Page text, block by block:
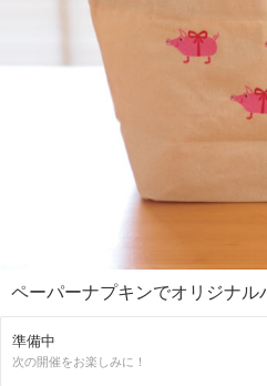
ペーパーナプキンでオリジナル
準備中
次の開催をお楽しみに！